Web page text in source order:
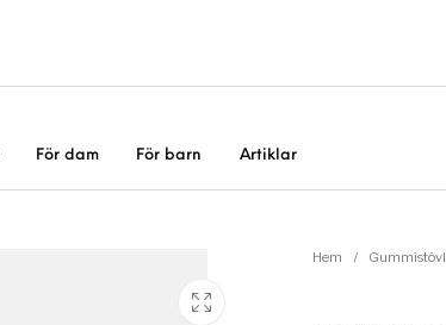
För dam För barn Artiklar
Gummistövlar
Hem /